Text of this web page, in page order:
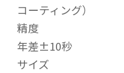
コーティング）
精度
年差±10秒
サイズ